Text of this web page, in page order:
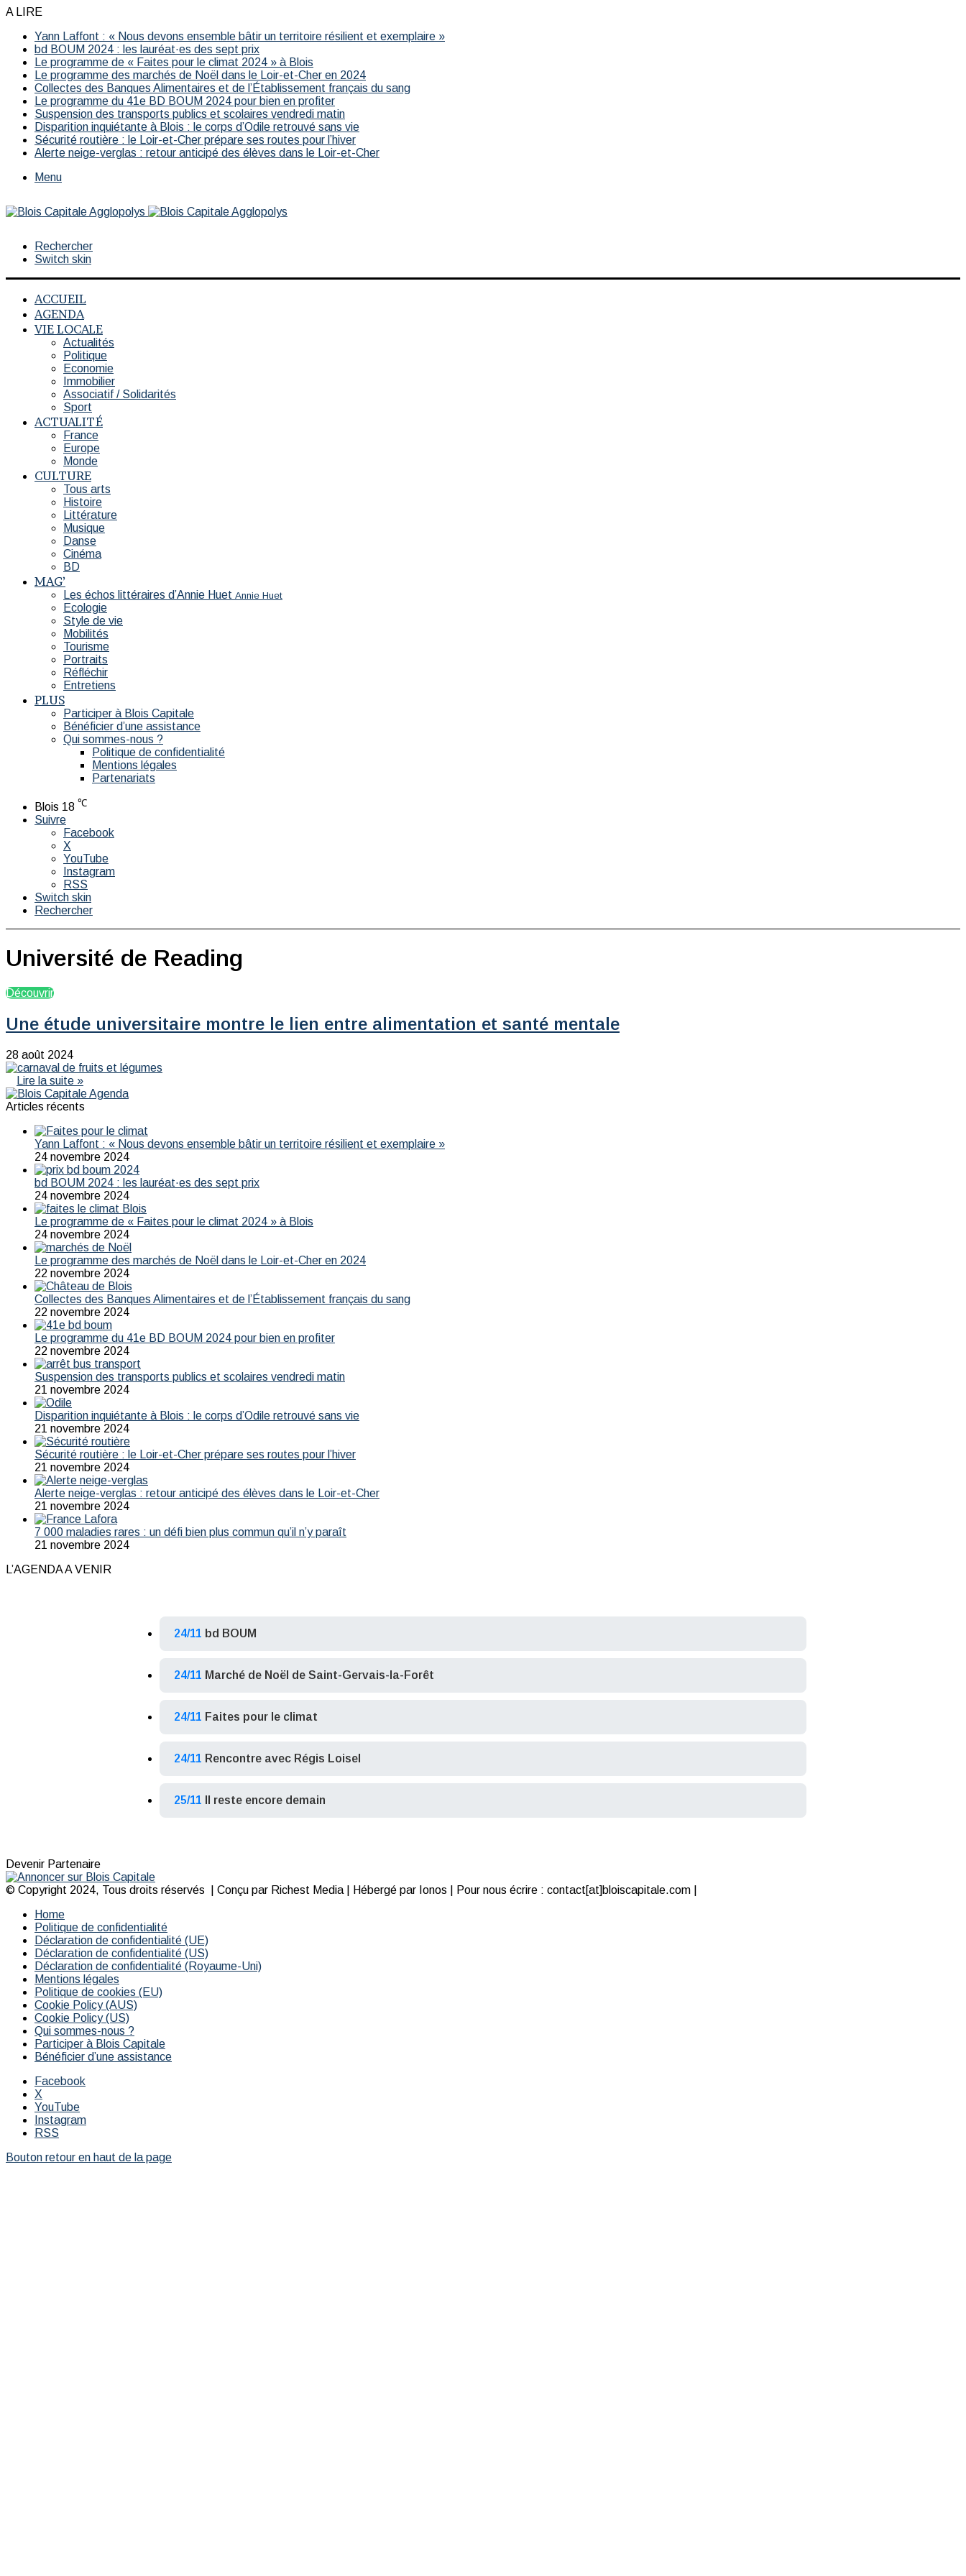
A LIRE
Yann Laffont : « Nous devons ensemble bâtir un territoire résilient et exemplaire »
bd BOUM 2024 : les lauréat·es des sept prix
Le programme de « Faites pour le climat 2024 » à Blois
Le programme des marchés de Noël dans le Loir-et-Cher en 2024
Collectes des Banques Alimentaires et de l’Établissement français du sang
Le programme du 41e BD BOUM 2024 pour bien en profiter
Suspension des transports publics et scolaires vendredi matin
Disparition inquiétante à Blois : le corps d’Odile retrouvé sans vie
Sécurité routière : le Loir-et-Cher prépare ses routes pour l’hiver
Alerte neige-verglas : retour anticipé des élèves dans le Loir-et-Cher
Menu
Rechercher
Switch skin
ACCUEIL
AGENDA
VIE LOCALE
Actualités
Politique
Economie
Immobilier
Associatif / Solidarités
Sport
ACTUALITÉ
France
Europe
Monde
CULTURE
Tous arts
Histoire
Littérature
Musique
Danse
Cinéma
BD
MAG’
Les échos littéraires d’Annie Huet Annie Huet
Ecologie
Style de vie
Mobilités
Tourisme
Portraits
Réfléchir
Entretiens
PLUS
Participer à Blois Capitale
Bénéficier d’une assistance
Qui sommes-nous ?
Politique de confidentialité
Mentions légales
Partenariats
Blois 18 ℃
Suivre
Facebook
X
YouTube
Instagram
RSS
Switch skin
Rechercher
Université de Reading
Découvrir
Une étude universitaire montre le lien entre alimentation et santé mentale
28 août 2024
Lire la suite »
Articles récents
Yann Laffont : « Nous devons ensemble bâtir un territoire résilient et exemplaire »
24 novembre 2024
bd BOUM 2024 : les lauréat·es des sept prix
24 novembre 2024
Le programme de « Faites pour le climat 2024 » à Blois
24 novembre 2024
Le programme des marchés de Noël dans le Loir-et-Cher en 2024
22 novembre 2024
Collectes des Banques Alimentaires et de l’Établissement français du sang
22 novembre 2024
Le programme du 41e BD BOUM 2024 pour bien en profiter
22 novembre 2024
Suspension des transports publics et scolaires vendredi matin
21 novembre 2024
Disparition inquiétante à Blois : le corps d’Odile retrouvé sans vie
21 novembre 2024
Sécurité routière : le Loir-et-Cher prépare ses routes pour l’hiver
21 novembre 2024
Alerte neige-verglas : retour anticipé des élèves dans le Loir-et-Cher
21 novembre 2024
7 000 maladies rares : un défi bien plus commun qu’il n’y paraît
21 novembre 2024
L’AGENDA A VENIR
24/11 bd BOUM
24/11 Marché de Noël de Saint-Gervais-la-Forêt
24/11 Faites pour le climat
24/11 Rencontre avec Régis Loisel
25/11 Il reste encore demain
Devenir Partenaire
© Copyright 2024, Tous droits réservés | Conçu par Richest Media | Hébergé par Ionos | Pour nous écrire : contact[at]bloiscapitale.com |
Home
Politique de confidentialité
Déclaration de confidentialité (UE)
Déclaration de confidentialité (US)
Déclaration de confidentialité (Royaume-Uni)
Mentions légales
Politique de cookies (EU)
Cookie Policy (AUS)
Cookie Policy (US)
Qui sommes-nous ?
Participer à Blois Capitale
Bénéficier d’une assistance
Facebook
X
YouTube
Instagram
RSS
Bouton retour en haut de la page